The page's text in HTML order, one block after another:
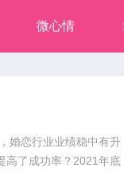
微心情
婚恋行业业绩稳中有升
高了成功率？2021年底